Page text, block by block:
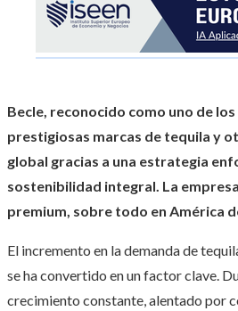
Becle, reconocido como uno de
prestigiosas marcas de tequila y
global gracias a una estrategia
sostenibilidad integral. La
premium, sobre todo en América
El incremento en la demanda de
se ha convertido en un factor clave.
crecimiento constante, alentado por